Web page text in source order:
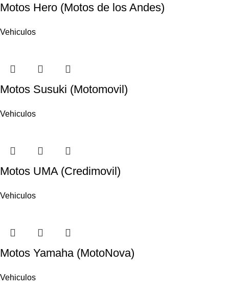
Motos Hero (Motos de los Andes)
Vehiculos
Motos Susuki (Motomovil)
Vehiculos
Motos UMA (Credimovil)
Vehiculos
Motos Yamaha (MotoNova)
Vehiculos